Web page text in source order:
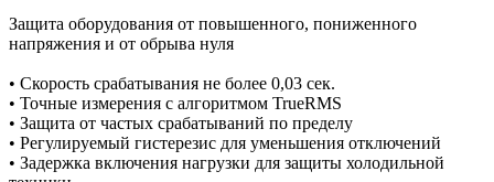
Защита оборудования от повышенного, пониженного
напряжения и от обрыва нуля
• Скорость срабатывания не более 0,03 сек.
• Точные измерения с алгоритмом TrueRMS
• Защита от частых срабатываний по пределу
• Регулируемый гистерезис для уменьшения отключений
• Задержка включения нагрузки для защиты холодильной